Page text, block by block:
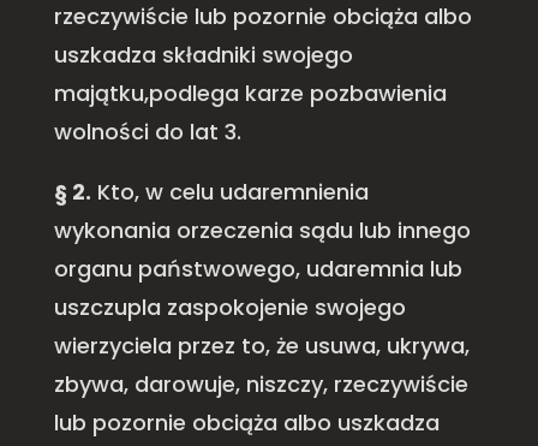
rzeczywiście lub pozornie obciąża albo
uszkadza składniki swojego
majątku,podlega karze pozbawienia
wolności do lat 3.
§ 2. Kto, w celu udaremnienia
wykonania orzeczenia sądu lub innego
organu państwowego, udaremnia lub
uszczupla zaspokojenie swojego
wierzyciela przez to, że usuwa, ukrywa,
zbywa, darowuje, niszczy, rzeczywiście
lub pozornie obciąża albo uszkadza